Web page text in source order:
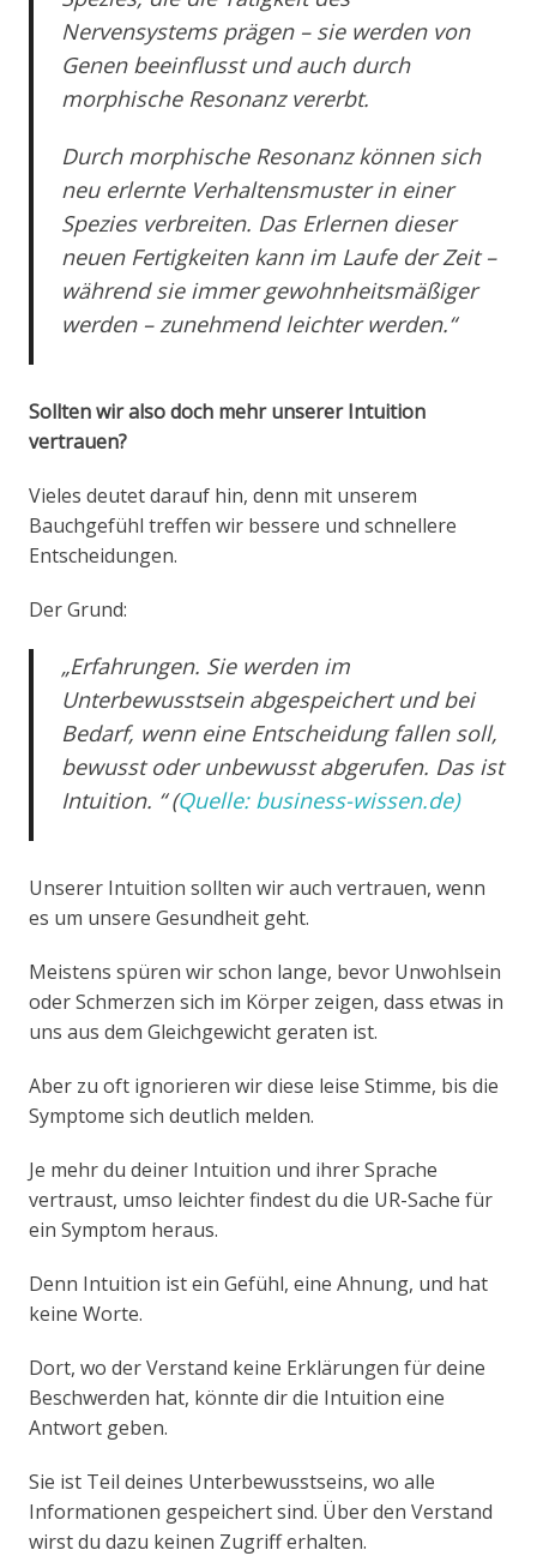
Nervensystems prägen – sie werden von
Genen beeinflusst und auch durch
morphische Resonanz vererbt.
Durch morphische Resonanz können sich
neu erlernte Verhaltensmuster in einer
Spezies verbreiten. Das Erlernen dieser
neuen Fertigkeiten kann im Laufe der Zeit –
während sie immer gewohnheitsmäßiger
werden – zunehmend leichter werden.“
Sollten wir also doch mehr unserer Intuition
vertrauen?
Vieles deutet darauf hin, denn mit unserem
Bauchgefühl treffen wir bessere und schnellere
Entscheidungen.
Der Grund:
„Erfahrungen. Sie werden im
Unterbewusstsein abgespeichert und bei
Bedarf, wenn eine Entscheidung fallen soll,
bewusst oder unbewusst abgerufen. Das ist
Intuition. “ (Quelle: business-wissen.de)
Unserer Intuition sollten wir auch vertrauen, wenn
es um unsere Gesundheit geht.
Meistens spüren wir schon lange, bevor Unwohlsein
oder Schmerzen sich im Körper zeigen, dass etwas in
uns aus dem Gleichgewicht geraten ist.
Aber zu oft ignorieren wir diese leise Stimme, bis die
Symptome sich deutlich melden.
Je mehr du deiner Intuition und ihrer Sprache
vertraust, umso leichter findest du die UR-Sache für
ein Symptom heraus.
Denn Intuition ist ein Gefühl, eine Ahnung, und hat
keine Worte.
Dort, wo der Verstand keine Erklärungen für deine
Beschwerden hat, könnte dir die Intuition eine
Antwort geben.
Sie ist Teil deines Unterbewusstseins, wo alle
Informationen gespeichert sind. Über den Verstand
wirst du dazu keinen Zugriff erhalten.